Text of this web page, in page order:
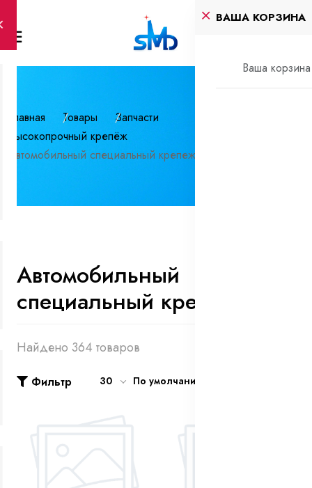
ВАША КОРЗИНА
Ваша корзина
Главная Товары
Запчасти
Высокопрочный крепёж
Автомобильный специальный крепеж
Автомобильный
специальный крепеж
Найдено 364 товаров
Фильтр 30 По умолчанию